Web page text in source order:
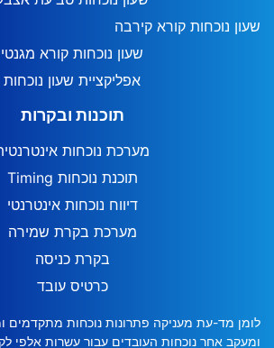
שעון נוכחות קורא קירבה
שעון נוכחות קורא מגנטי
אפליקציית שעון נוכחות
תוכנות ובקרות
מערכת נוכחות
תוכנת נוכחות Timing
דיווח נוכחות אינטרנטי
מערכת בקרת שמירה
בקרת כניסה
כרטיס עובד
לומן מד-עת מעניקה פתרונות נוכחות מתקדמים
ומעקב אחר נוכחות העובדים עבור עשרות אלפי